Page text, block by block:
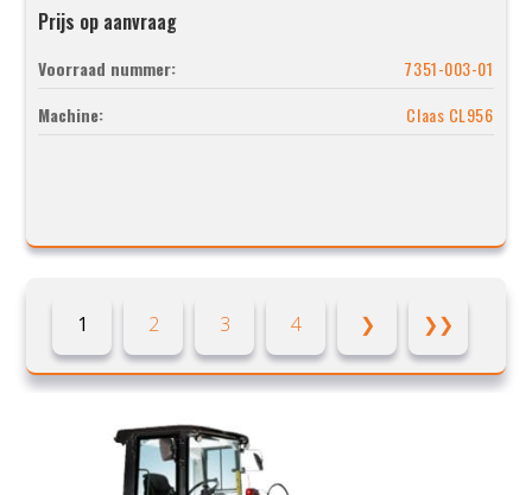
Prijs op aanvraag
Voorraad nummer:
7351-003-01
Machine:
Claas CL956
1 2 3 4 ❯ ❯❯